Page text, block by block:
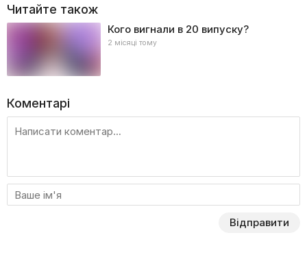
Читайте також
Кого вигнали в 20 випуску?
2 місяці тому
Коментарі
Відправити